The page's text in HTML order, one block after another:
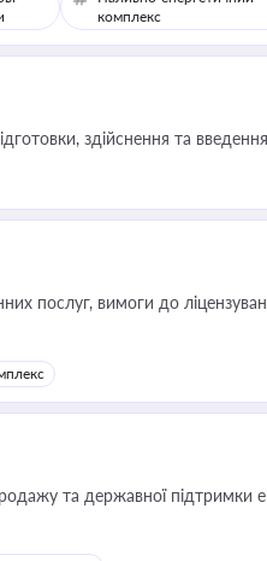
комплекс
здійснення та введення
послуг, вимоги до
та державної підтримки